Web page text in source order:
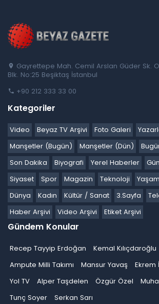
Gayrettepe Mah. Cemil Arslan Güder Sk.
Blk. No:25 Beşiktaş İstanbul
+90 212 333 33 00
Kategoriler
Video Beyaz TV Arşivi Foto Galeri
Manşetler (Bugün)
Manşetler (Dün)
Son Dakika
Biyografi Yerel Haberler
Siyaset
Spor Magazin Teknoloji Yaşam
Dünya
Kadın Kültür / Sanat 3.Sayfa
Haber Arşivi
Video Arşivi Etiket Arşivi
Gündem Konular
Recep Tayyip Erdoğan Kemal Kılıçdaroğlu
Ampute Milli Takımı
Mansur Yavaş
Ekrem
Yol TV
Alper Taşdelen Özgür Özel
Tunç Soyer
Serkan Sarı